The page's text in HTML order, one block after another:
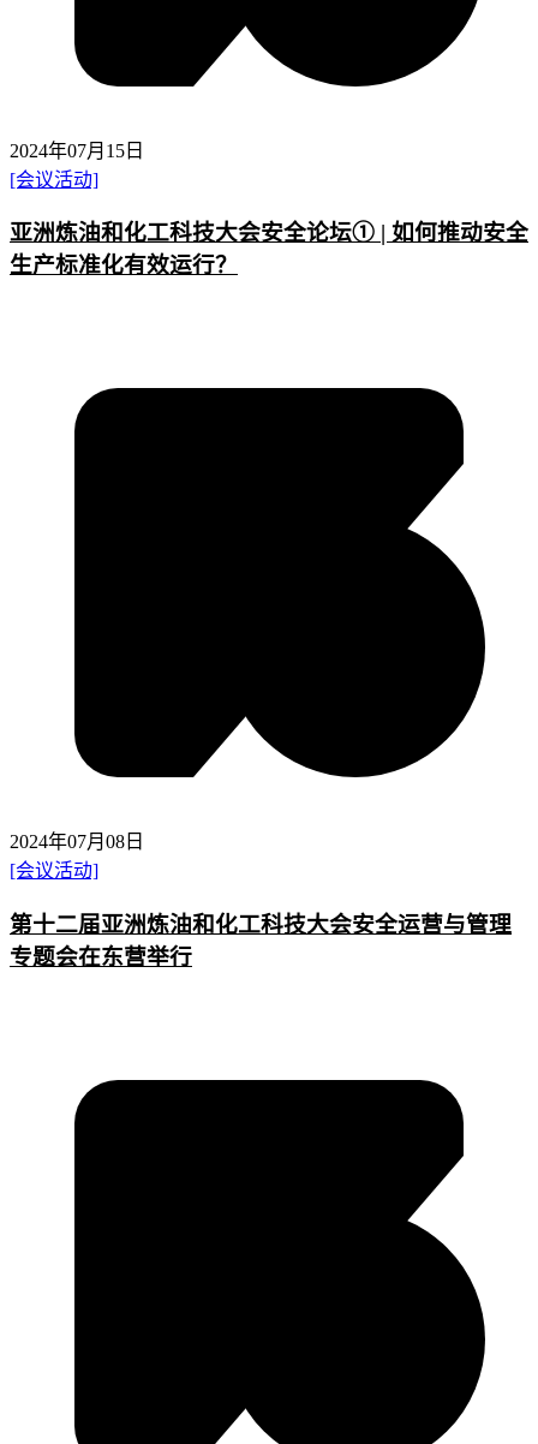
2024年07月15日
[会议活动]
亚洲炼油和化工科技大会安全论坛① | 如何推动安全
生产标准化有效运行？
2024年07月08日
[会议活动]
第十二届亚洲炼油和化工科技大会安全运营与管理
专题会在东营举行